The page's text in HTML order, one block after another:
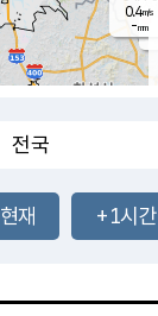
34.9
℃ -mm
0.4m/s
-mm
현재 +1시간